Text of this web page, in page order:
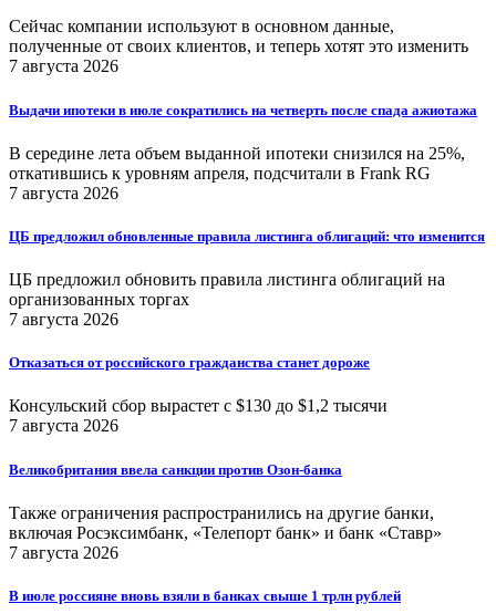
Сейчас компании используют в основном данные,
полученные от своих клиентов, и теперь хотят это изменить
7 августа 2026
Выдачи ипотеки в июле сократились на четверть после спада ажиотажа
В середине лета объем выданной ипотеки снизился на 25%,
откатившись к уровням апреля, подсчитали в Frank RG
7 августа 2026
ЦБ предложил обновленные правила листинга облигаций: что изменится
ЦБ предложил обновить правила листинга облигаций на
организованных торгах
7 августа 2026
Отказаться от российского гражданства станет дороже
Консульский сбор вырастет с $130 до $1,2 тысячи
7 августа 2026
Великобритания ввела санкции против Озон-банка
Также ограничения распространились на другие банки,
включая Росэксимбанк, «Телепорт банк» и банк «Ставр»
7 августа 2026
В июле россияне вновь взяли в банках свыше 1 трлн рублей